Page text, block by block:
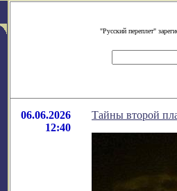
"Русский переплет"
06.06.2026
12:40
Тайны второй